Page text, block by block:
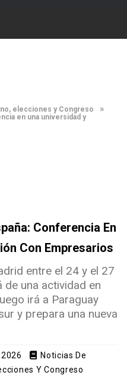
elecciones y Congreso »
en una universidad y
Conferencia En
Con Empresarios
entre el 24 y el 27
una actividad en
irá a Paraguay
y prepara una nueva
Noticias De
Y Congreso